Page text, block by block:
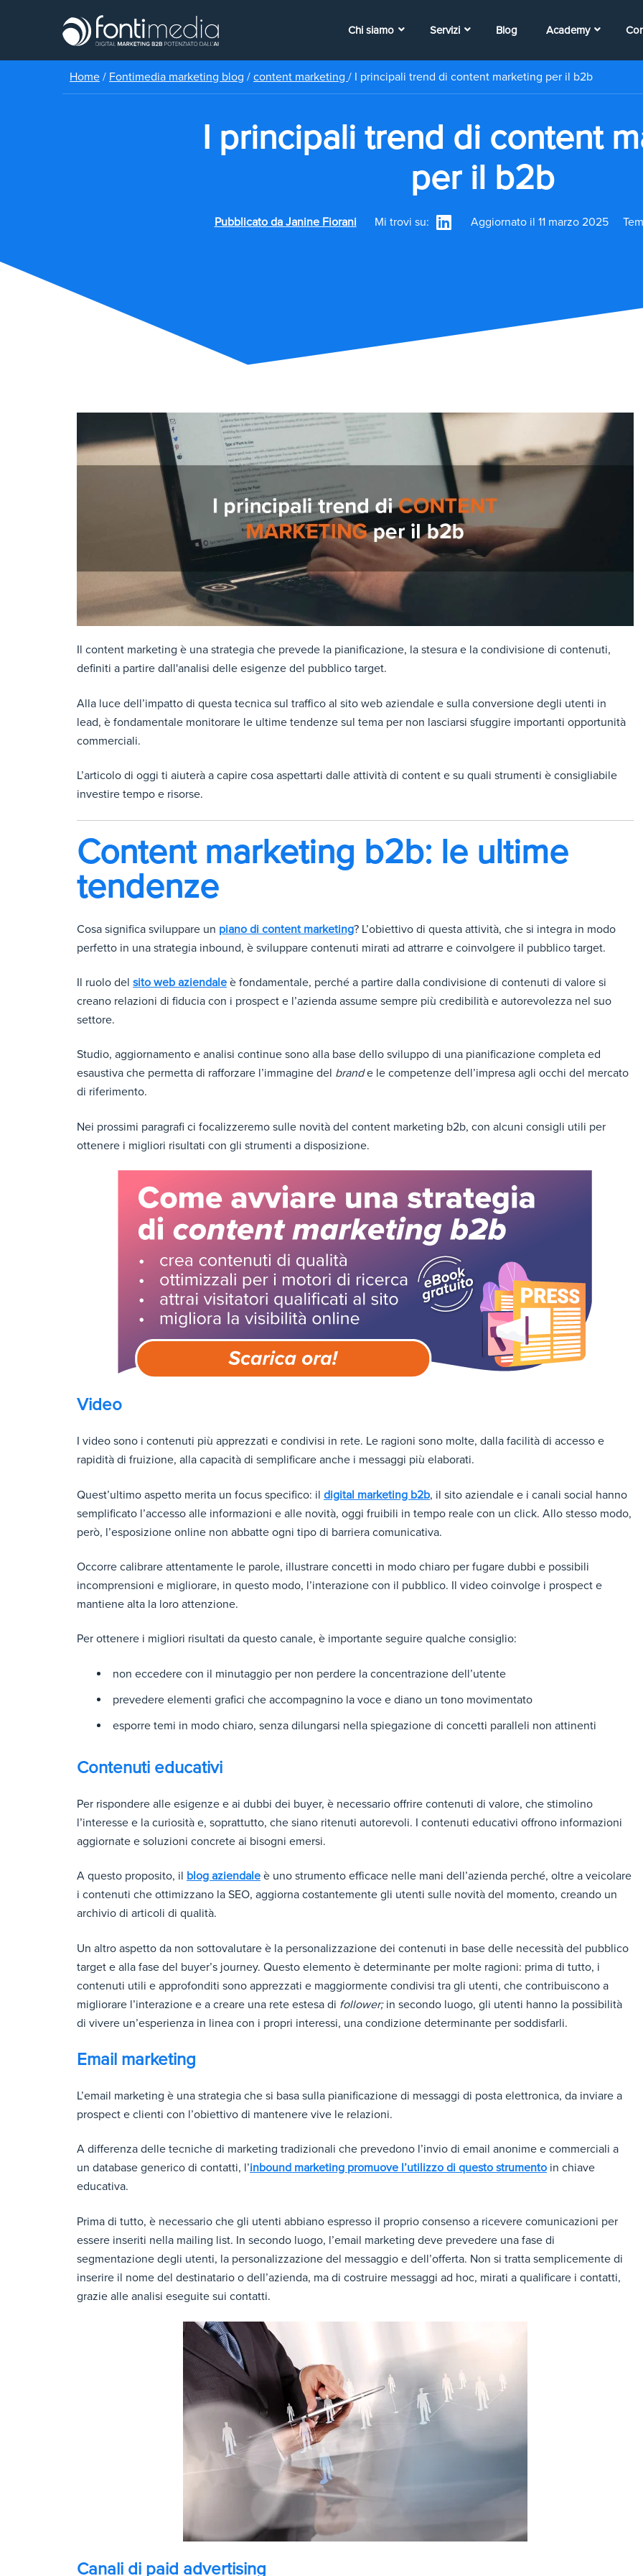
Chi siamo Servizi Blog Academy
Home / Fontimedia marketing blog / content marketing / I principali trend di content marketing per il b2b
I principali trend di content
per il b2b
Pubblicato da Janine Fiorani Mi trovi su: Aggiornato il 11 marzo 2025
Il content marketing è una strategia che prevede la pianificazione, la stesura e la condivisione di contenuti,
definiti a partire dall'analisi delle esigenze del pubblico target.
Alla luce dell’impatto di questa tecnica sul traffico al sito web aziendale e sulla conversione degli utenti in
lead, è fondamentale monitorare le ultime tendenze sul tema per non lasciarsi sfuggire importanti opportunità
commerciali.
L’articolo di oggi ti aiuterà a capire cosa aspettarti dalle attività di content e su quali strumenti è consigliabile
investire tempo e risorse.
Content marketing b2b: le ultime
tendenze
Cosa significa sviluppare un piano di content marketing? L’obiettivo di questa attività, che si integra in modo
perfetto in una strategia inbound, è sviluppare contenuti mirati ad attrarre e coinvolgere il pubblico target.
Il ruolo del sito web aziendale è fondamentale, perché a partire dalla condivisione di contenuti di valore si
creano relazioni di fiducia con i prospect e l’azienda assume sempre più credibilità e autorevolezza nel suo
settore.
Studio, aggiornamento e analisi continue sono alla base dello sviluppo di una pianificazione completa ed
esaustiva che permetta di rafforzare l’immagine del brande le competenze dell’impresa agli occhi del mercato
di riferimento.
Nei prossimi paragrafi ci focalizzeremo sulle novità del content marketing b2b, con alcuni consigli utili per
ottenere i migliori risultati con gli strumenti a disposizione.
Video
I video sono i contenuti più apprezzati e condivisi in rete. Le ragioni sono molte, dalla facilità di accesso e
rapidità di fruizione, alla capacità di semplificare anche i messaggi più elaborati.
Quest’ultimo aspetto merita un focus specifico: il digital marketing b2b, il sito aziendale e i canali social hanno
semplificato l’accesso alle informazioni e alle novità, oggi fruibili in tempo reale con un click. Allo stesso modo,
però, l’esposizione online non abbatte ogni tipo di barriera comunicativa.
Occorre calibrare attentamente le parole, illustrare concetti in modo chiaro per fugare dubbi e possibili
incomprensioni e migliorare, in questo modo, l’interazione con il pubblico. Il video coinvolge i prospect e
mantiene alta la loro attenzione.
Per ottenere i migliori risultati da questo canale, è importante seguire qualche consiglio:
non eccedere con il minutaggio per non perdere la concentrazione dell’utente
prevedere elementi grafici che accompagnino la voce e diano un tono movimentato
esporre temi in modo chiaro, senza dilungarsi nella spiegazione di concetti paralleli non attinenti
Contenuti educativi
Per rispondere alle esigenze e ai dubbi dei buyer, è necessario offrire contenuti di valore, che stimolino
l’interesse e la curiosità e, soprattutto, che siano ritenuti autorevoli. I contenuti educativi offrono informazioni
aggiornate e soluzioni concrete ai bisogni emersi.
A questo proposito, il blog aziendale è uno strumento efficace nelle mani dell’azienda perché, oltre a veicolare
i contenuti che ottimizzano la SEO, aggiorna costantemente gli utenti sulle novità del momento, creando un
archivio di articoli di qualità.
Un altro aspetto da non sottovalutare è la personalizzazione dei contenuti in base delle necessità del pubblico
target e alla fase del buyer’s journey. Questo elemento è determinante per molte ragioni: prima di tutto, i
contenuti utili e approfonditi sono apprezzati e maggiormente condivisi tra gli utenti, che contribuiscono a
migliorare l’interazione e a creare una rete estesa di follower;in secondo luogo, gli utenti hanno la possibilità
di vivere un’esperienza in linea con i propri interessi, una condizione determinante per soddisfarli.
Email marketing
L’email marketing è una strategia che si basa sulla pianificazione di messaggi di posta elettronica, da inviare a
prospect e clienti con l’obiettivo di mantenere vive le relazioni.
A differenza delle tecniche di marketing tradizionali che prevedono l’invio di email anonime e commerciali a
un database generico di contatti, l’inbound marketing promuove l’utilizzo di questo strumento in chiave
educativa.
Prima di tutto, è necessario che gli utenti abbiano espresso il proprio consenso a ricevere comunicazioni per
essere inseriti nella mailing list. In secondo luogo, l’email marketing deve prevedere una fase di
segmentazione degli utenti, la personalizzazione del messaggio e dell’offerta. Non si tratta semplicemente di
inserire il nome del destinatario o dell’azienda, ma di costruire messaggi ad hoc, mirati a qualificare i contatti,
grazie alle analisi eseguite sui contatti.
Canali di paid advertising